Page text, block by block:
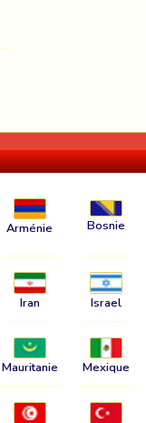
Arménie Bosnie
Iran Israel
Mauritanie Mexique